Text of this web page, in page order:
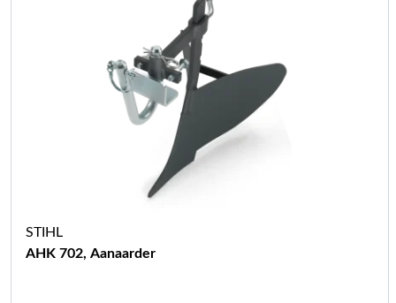
STIHL
AHK 702, Aanaarder